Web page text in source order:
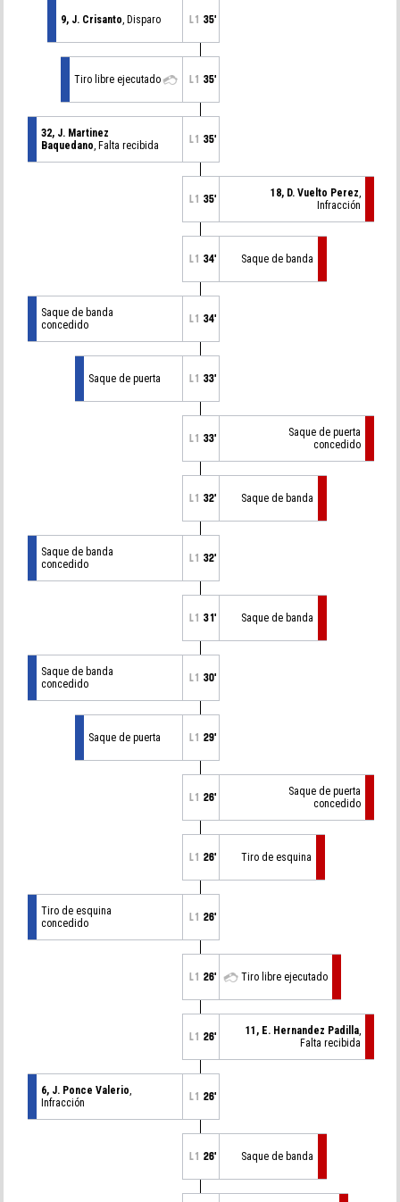
9, J. Crisanto, Disparo L1 35'
Tiro libre ejecutado L1 35'
32, J. Martinez
Baquedano, Falta recibida
L1 35'
L1 35' 18, D. Vuelto Perez,
Infracción
L1 34' Saque de banda
Saque de banda
concedido
L1 34'
Saque de puerta L1 33'
L1 33'
Saque de puerta
concedido
L1 32' Saque de banda
Saque de banda
concedido
L1 32'
L1 31' Saque de banda
Saque de banda
concedido
L1 30'
Saque de puerta L1 29'
L1 26'
Saque de puerta
concedido
L1 26' Tiro de esquina
Tiro de esquina
concedido
L1 26'
L1 26' Tiro libre ejecutado
L1 26' 11, E. Hernandez Padilla,
Falta recibida
6, J. Ponce Valerio,
Infracción
L1 26'
L1 26' Saque de banda